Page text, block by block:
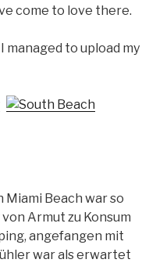
come to love there.
to upload my
Beach war so
Armut zu Konsum
angefangen mit
war als erwartet